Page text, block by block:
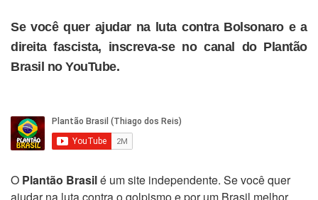
Se você quer ajudar na luta contra Bolsonaro e a
direita fascista, inscreva-se no canal do Plantão
Brasil no YouTube.
O Plantão Brasilé um site independente. Se você quer